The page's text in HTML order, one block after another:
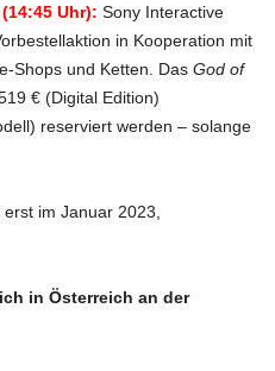
Uhr): Sony Interactive
in Kooperation mit
Shops und Ketten. Das God of
€ (Digital Edition)
reserviert werden – solange
im Januar 2023,
in Österreich an der